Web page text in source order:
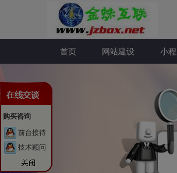
首页 网站建设 小
购买咨询
前台接待
技术顾问